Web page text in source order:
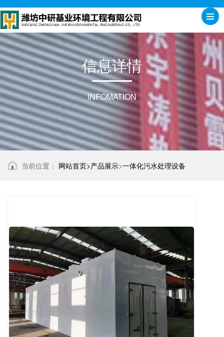
信息详情
INFOMATION
当前位置： 网站首页>产品展示>一体化污水处理设备